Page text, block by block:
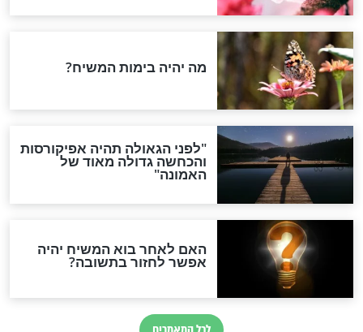
לדעת: הלכות
שחל במוצאי שבת
ככה תגרשו את המזיקים
חדשות יהדות
הותר לפרסום: לוחמי מילואים
נהרגו בדרום לבנון
ההסכם החשאי של טראמפ
סימני שאלה